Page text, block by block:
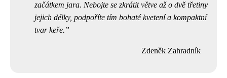
začátkem jara. Nebojte se zkrátit větve až o dvě třetiny
jejich délky, podpoříte tím bohaté kvetení a kompaktní
tvar keře.
Zdeněk Zahradník